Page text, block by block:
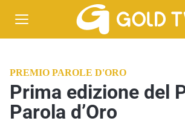
PREMIO PAROLE D'ORO
Prima edizione del
Parola d’Oro